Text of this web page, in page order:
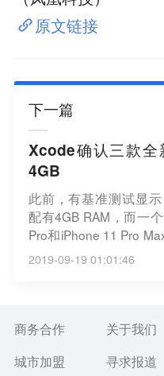
原文链接
下一篇
Xcode确认三款
4GB
此前，有基准测试显
配有4GB RAM，而一
Pro和iPhone 11 Pro
及知名苹果系统开发者
发工具Xcode中发现
2019-09-19 01:01:46
商务合作 关于我们
城市加盟
寻求报道